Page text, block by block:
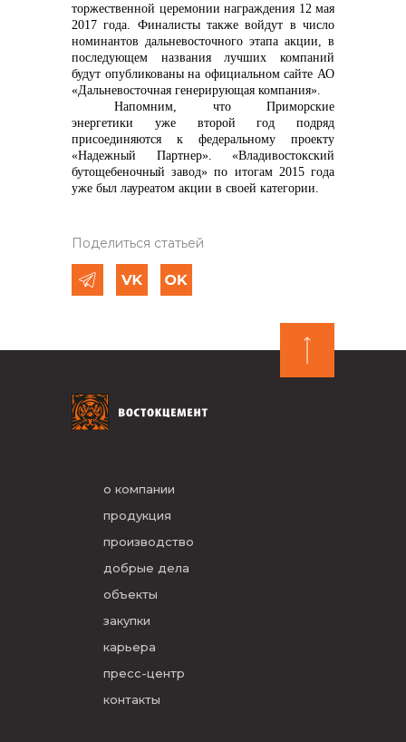
торжественной церемонии награждения 12 мая
2017 года. Финалисты также войдут в число
номинантов дальневосточного этапа акции, в
последующем названия лучших компаний
будут опубликованы на официальном сайте АО
«Дальневосточная генерирующая компания».
Напомним, что Приморские
энергетики уже второй год подряд
присоединяются к федеральному проекту
«Надежный Партнер». «Владивостокский
бутощебеночный завод» по итогам 2015 года
уже был лауреатом акции в своей категории.
Поделиться статьей
о компании
продукция
производство
добрые дела
объекты
закупки
карьера
пресс-центр
контакты